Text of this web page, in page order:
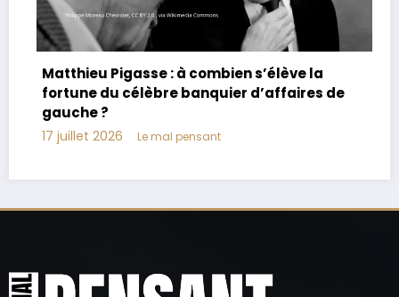
Joachim Le Floch-Imad : biographie, âge,
parents, vie privée
17 juillet 2026